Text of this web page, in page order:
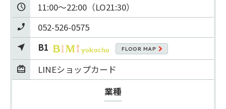
11:00～22:00（LO21:30）
052-526-0575
B1
FLOOR MAP
LINEショップカード
業種